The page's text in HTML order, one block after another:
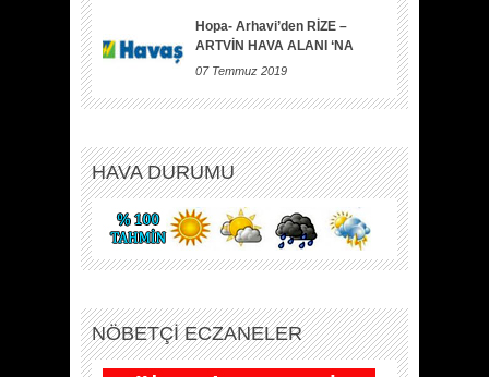
Hopa- Arhavi’den RİZE –
ARTVİN HAVA ALANI ‘NA
07 Temmuz 2019
HAVA DURUMU
NÖBETÇİ ECZANELER